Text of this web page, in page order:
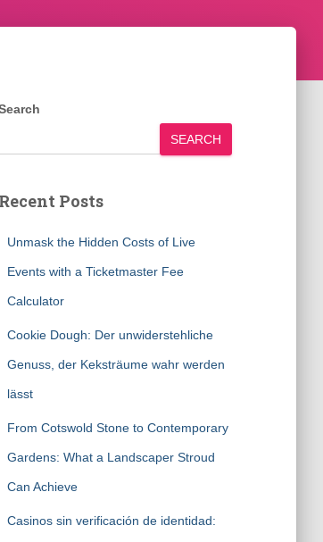
SEARCH
Recent Posts
Unmask the Hidden Costs of Live
Events with a Ticketmaster Fee
Calculator
Cookie Dough: Der unwiderstehliche
Genuss, der Keksträume wahr werden
lässt
From Cotswold Stone to Contemporary
Gardens: What a Landscaper Stroud
Can Achieve
Casinos sin verificación de identidad: